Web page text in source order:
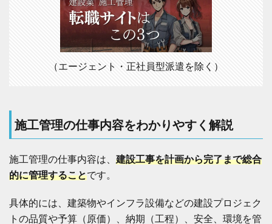
理
作
業
内
1.3
施
（エージェント・正社員型派遣を除く）
施工管理の仕事内容をわかりやすく解説
施工管理の仕事内容は、 建設工事を計画から完了まで総合
的に管理することです。
具体的には、建築物やインフラ設備などの建設プロジェク
トの品質や予算（原価）、納期（工程）、安全、環境を管